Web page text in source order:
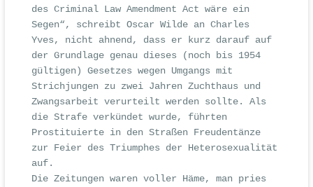
des Criminal Law Amendment Act wäre ein
Segen“, schreibt Oscar Wilde an Charles
Yves, nicht ahnend, dass er kurz darauf auf
der Grundlage genau dieses (noch bis 1954
gültigen) Gesetzes wegen Umgangs mit
Strichjungen zu zwei Jahren Zuchthaus und
Zwangsarbeit verurteilt werden sollte. Als
die Strafe verkündet wurde, führten
Prostituierte in den Straßen Freudentänze
zur Feier des Triumphes der Heterosexualität
auf.
Die Zeitungen waren voller Häme, man pries